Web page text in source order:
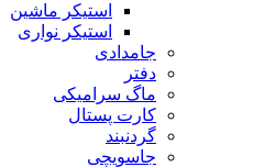
استیکر ماشین
استیکر نواری
جامدادی
دفتر
ماگ سرامیکی
کارت پستال
گردنبند
جاسویچی